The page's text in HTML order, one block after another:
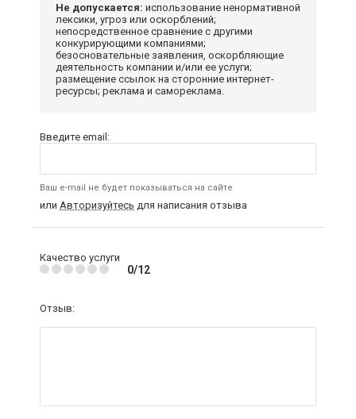
Не допускается: использование ненормативной
лексики, угроз или оскорблений;
непосредственное сравнение с другими
конкурирующими компаниями;
безосновательные заявления, оскорбляющие
деятельность компании и/или ее услуги;
размещение ссылок на сторонние интернет-
ресурсы; реклама и самореклама.
Введите email:
Ваш e-mail не будет показываться на сайте
или Авторизуйтесь для написания отзыва
Качество услуги
0/12
Отзыв: